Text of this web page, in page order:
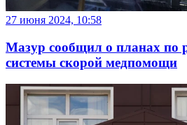
27 июня 2024, 10:58
Мазур сообщил о планах по
системы скорой медпомощи